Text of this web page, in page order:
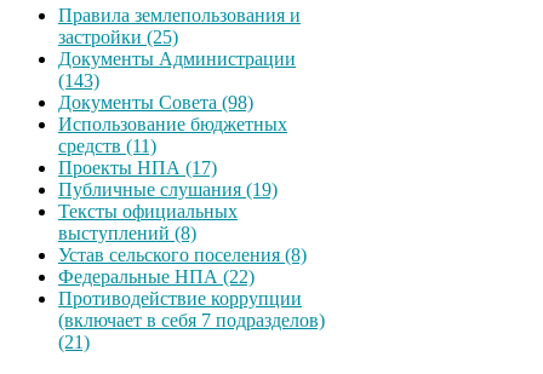
Правила землепользования и
застройки (25)
Документы Администрации
(143)
Документы Совета (98)
Использование бюджетных
средств (11)
Проекты НПА (17)
Публичные слушания (19)
Тексты официальных
выступлений (8)
Устав сельского поселения (8)
Федеральные НПА (22)
Противодействие коррупции
(включает в себя 7 подразделов)
(21)